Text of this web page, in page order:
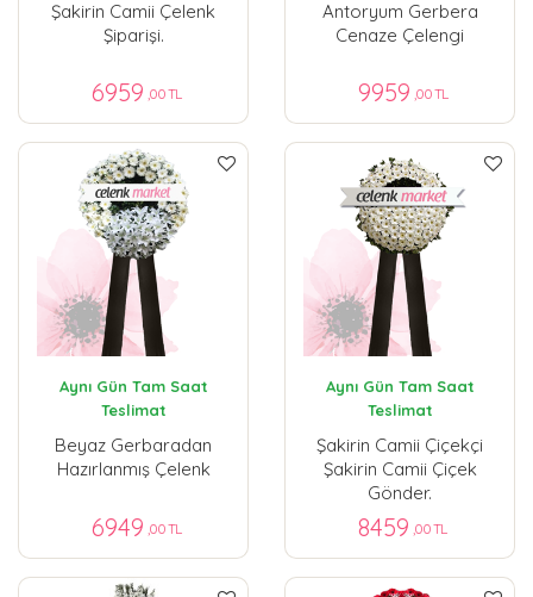
Şakirin Camii Çelenk
Şiparişi.
6959 ,00 TL
Antoryum Gerbera
Cenaze Çelengi
9959 ,00 TL
Aynı Gün Tam Saat
Teslimat
Beyaz Gerbaradan
Hazırlanmış Çelenk
6949 ,00 TL
Aynı Gün Tam Saat
Teslimat
Şakirin Camii Çiçekçi
Şakirin Camii Çiçek
Gönder.
8459 ,00 TL